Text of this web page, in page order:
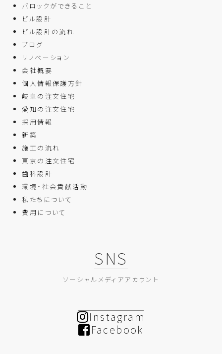
バロックができること
ビル設計
ビル設計の流れ
ブログ
リノベーション
会社概要
個人情報保護方針
岐阜の注文住宅
愛知の注文住宅
採用情報
新築
施工の流れ
東京の注文住宅
歯科設計
環境・社会貢献活動
私たちについて
費用について
SNS
ソーシャルメディアアカウント
Instagram
Facebook